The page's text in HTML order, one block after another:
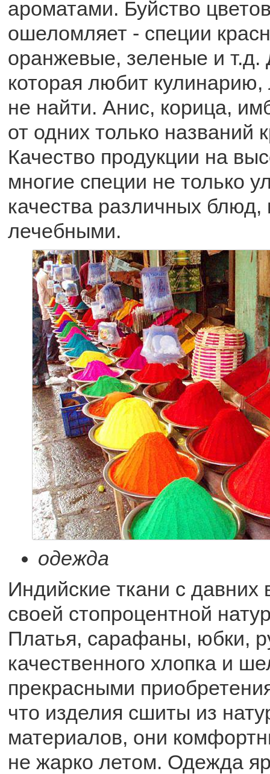
ароматами. Буйство
ошеломляет - специи
оранжевые, зеленые и
которая любит кулинарию,
не найти. Анис, корица,
от одних только названий
Качество продукции на
многие специи не только
качества различных блюд,
лечебными.
одежда
Индийские ткани с давних
своей стопроцентной
Платья, сарафаны, юбки,
качественного хлопка и
прекрасными
что изделия сшиты из
материалов, они
не жарко летом. Одежда